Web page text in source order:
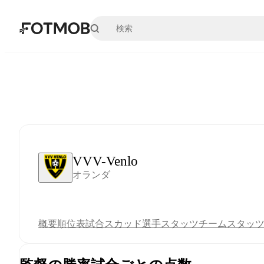
メインコンテンツへスキップ
VVV-Venlo
オランダ
概要順位表試合スカッド選手スタッツチームスタッツ